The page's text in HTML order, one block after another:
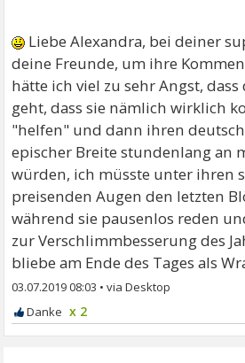
Liebe Alexandra, bei deiner
deine Freunde, um ihre
hätte ich viel zu sehr Angst,
geht, dass sie nämlich wirklich
"helfen" und dann ihren
epischer Breite stundenlang an
würden, ich müsste unter ihren
preisenden Augen den letzten
während sie pausenlos reden
zur Verschlimmbesserung des
bliebe am Ende des Tages als
03.07.2019 08:03 •
x 2